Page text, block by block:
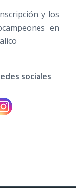
y los
en
sociales